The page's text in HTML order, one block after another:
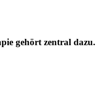
gehört zentral dazu.